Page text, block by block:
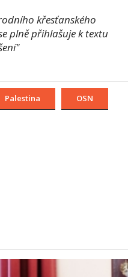
křesťanského
plně přihlašuje k textu
Palestina OSN